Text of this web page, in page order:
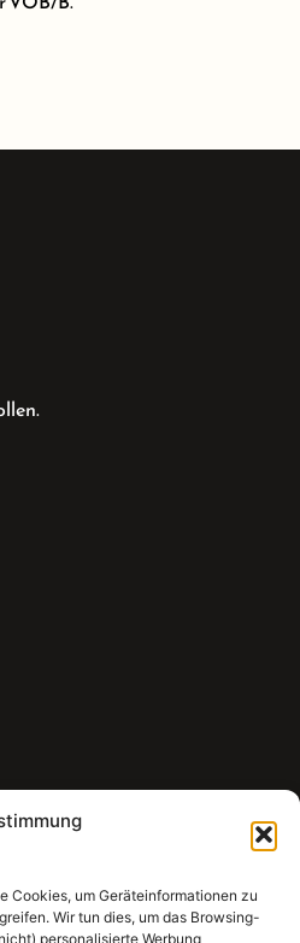
Cookies, um Geräteinformationen zu
Wir tun dies, um das Browsing-
personalisierte Werbung